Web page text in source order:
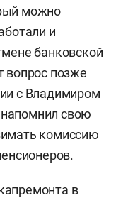
можно
и
банковской
вопрос позже
с Владимиром
свою
комиссию
в